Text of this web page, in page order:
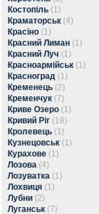
Костопіль (1)
Краматорськ (4)
Красіно (1)
Красний Лиман (1)
Красний Луч (1)
Красноармійськ (1)
Красноград (1)
Кременець (2)
Кременчук (7)
Криве Озеро (1)
Кривий Ріг (18)
Кролевець (1)
Кузнецовськ (1)
Курахове (1)
Лозова (4)
Лозуватка (1)
Лохвиця (1)
Лубни (2)
Луганськ (7)